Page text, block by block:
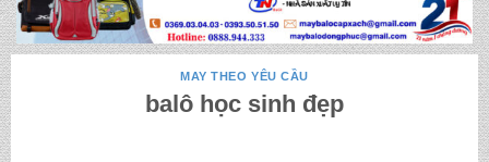
MAY THEO YÊU CẦU
balô học sinh đẹp